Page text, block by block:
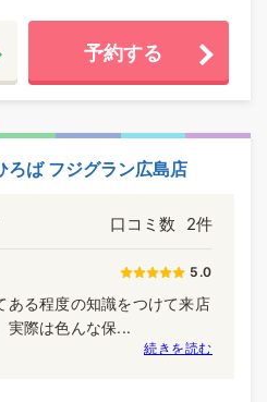
予約する
ろば フジグラン広島店
口コミ数 2件
5.0
ある程度の知識をつけて来店
実際は色んな保...
続きを読む